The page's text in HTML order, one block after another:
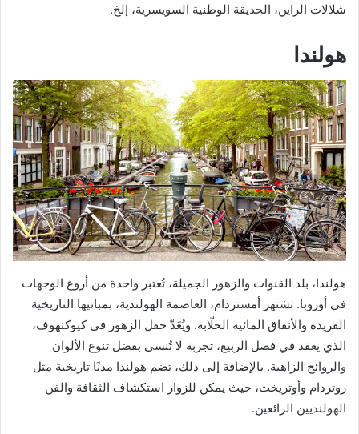
شلالات الراين، الحديقة الوطنية السويسرية، إلخ.
هولندا
هولندا، بلد القنوات والزهور الجميلة، تُعتبر واحدة من أروع الوجهات
في أوروبا. تشتهر أمستردام، العاصمة الهولندية، بمبانيها التاريخية
الفريدة والأنفاق المائية الخلّابة. ويُعَدّ حقل الزهور في كيوكنهوف،
الذي يعقد في فصل الربيع، تجربة لا تُنسى بفضل تنوع الألوان
والروائح الزاهية. بالإضافة إلى ذلك، تضم هولندا مدنًا تاريخية مثل
روتردام وأوتريخت، حيث يمكن للزوار استكشاف الثقافة والفن
الهولنديين الرائعين.